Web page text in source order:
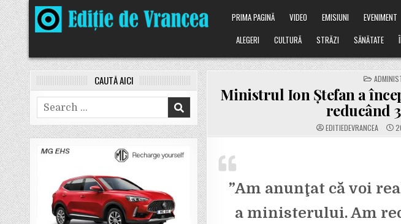
Skip
to
content
PRIMA PAGINĂ VIDEO EMISIUNI EVENIMENT
ALEGERI
CULTURĂ STRĂZI SĂNĂTATE
POSTED
IN
Ministrul Ion Ștefan a
reducând
EDITIEDEVRANCEA
”Am anunţat că voi
a ministerului. Am
CAUTĂ AICI
Search
for: